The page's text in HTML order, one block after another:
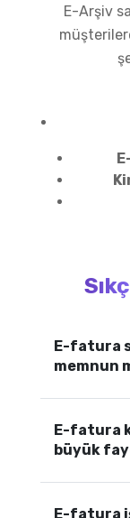
E-Arşiv
E-fatura
memnun
E-fatura
büyük
E-fatura